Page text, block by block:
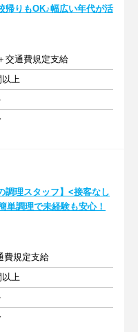
帰りもOK♪幅広い年代が活
交通費規定支給
以上
調理スタッフ】<接客なし
単調理で未経験も安心！
費規定支給
以上